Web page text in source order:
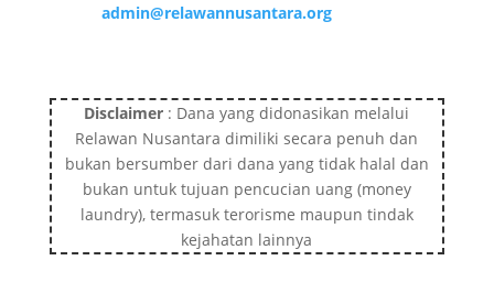
admin@relawannusantara.org
Disclaimer : Dana yang didonasikan melalui
Relawan Nusantara dimiliki secara penuh dan
bukan bersumber dari dana yang tidak halal dan
bukan untuk tujuan pencucian uang (money
laundry), termasuk terorisme maupun tindak
kejahatan lainnya